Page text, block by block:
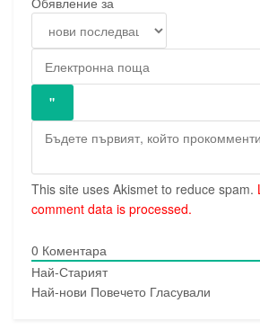
This site uses Akismet to reduce spam.
comment data is processed.
0 Коментара
Най-Старият
Най-нови Повечето Гласували